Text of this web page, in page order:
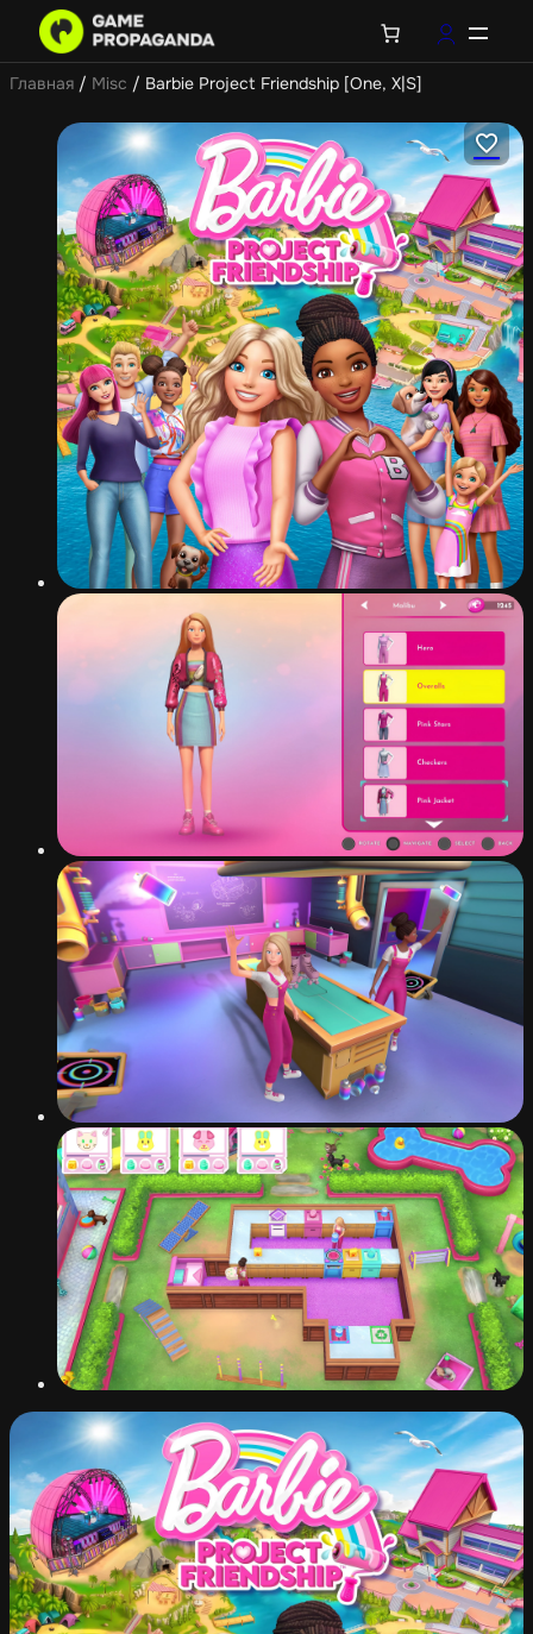
Главная / Misc / Barbie Project Friendship [One, X|S]